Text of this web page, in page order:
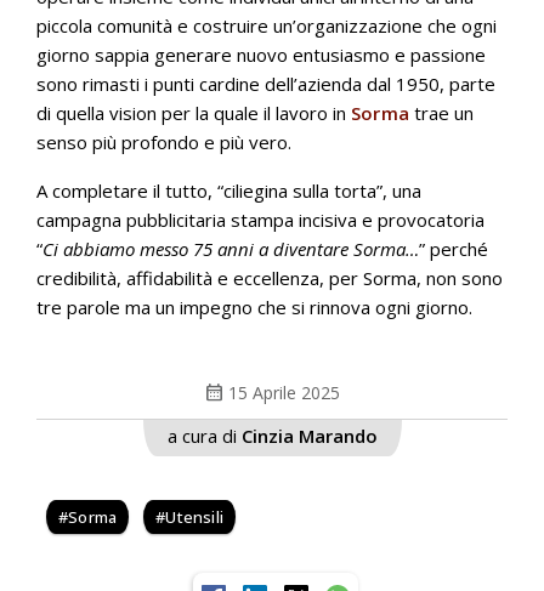
piccola comunità e costruire un’organizzazione che ogni
giorno sappia generare nuovo entusiasmo e passione
sono rimasti i punti cardine dell’azienda dal 1950, parte
di quella vision per la quale il lavoro in Sorma trae un
senso più profondo e più vero.
A completare il tutto, “ciliegina sulla torta”, una
campagna pubblicitaria stampa incisiva e provocatoria
“Ci abbiamo messo 75 anni a diventare Sorma…” perché
credibilità, affidabilità e eccellenza, per Sorma, non sono
tre parole ma un impegno che si rinnova ogni giorno.
calendar_month 15 Aprile 2025
a cura di Cinzia Marando
Sorma Utensili